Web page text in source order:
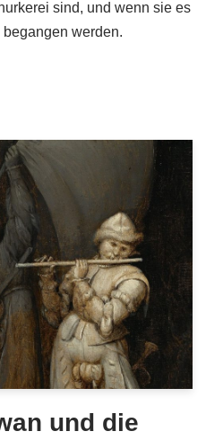
sind, und wenn sie es
werden.
und die